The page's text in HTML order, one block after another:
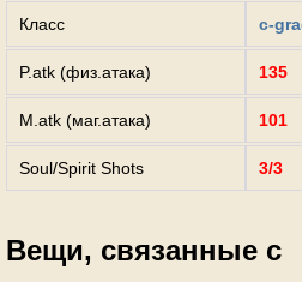
Класс c-
P.atk (физ.атака) 135
M.atk (маг.атака) 101
Soul/Spirit Shots 3/3
Вещи, связанные с